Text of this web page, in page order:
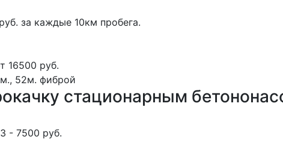
за каждые 10км пробега.
16500 руб.
52м. фиброй
стационарным
- 7500 руб.